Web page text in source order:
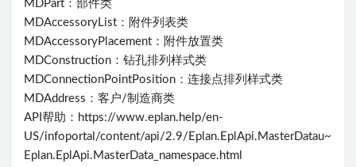
MDPart：部件类
MDAccessoryList：附件列表类
MDAccessoryPlacement：附件放置类
MDConstruction：钻孔排列样式类
MDConnectionPointPosition：连接点排列样式类
MDAddress：客户/制造商类
API帮助：https://www.eplan.help/en-
US/infoportal/content/api/2.9/Eplan.EplApi.MasterDatau~
Eplan.EplApi.MasterData_namespace.html